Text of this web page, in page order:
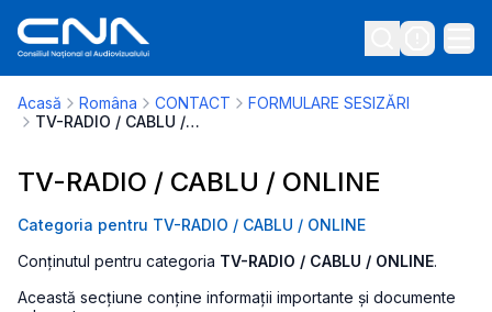
Acasă Româna CONTACT
FORMULARE SESIZĂRI
TV-RADIO / CABLU / ONLINE
TV-RADIO / CABLU / ONLINE
Categoria pentru TV-RADIO / CABLU / ONLINE
Conținutul pentru categoria TV-RADIO / CABLU / ONLINE.
Această secțiune conține informații importante și documente